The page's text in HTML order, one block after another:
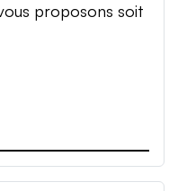
proposons soit